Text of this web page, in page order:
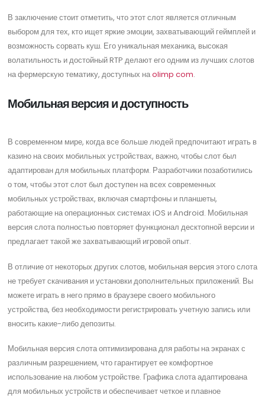
В заключение стоит отметить, что этот слот является отличным
выбором для тех, кто ищет яркие эмоции, захватывающий геймплей и
возможность сорвать куш. Его уникальная механика, высокая
волатильность и достойный RTP делают его одним из лучших слотов
на фермерскую тематику, доступных наolimp com.
Мобильная версия и доступность
В современном мире, когда все больше людей предпочитают играть в
казино на своих мобильных устройствах, важно, чтобы слот был
адаптирован для мобильных платформ. Разработчики позаботились
о том, чтобы этот слот был доступен на всех современных
мобильных устройствах, включая смартфоны и планшеты,
работающие на операционных системах iOS и Android. Мобильная
версия слота полностью повторяет функционал десктопной версии и
предлагает такой же захватывающий игровой опыт.
В отличие от некоторых других слотов, мобильная версия этого слота
не требует скачивания и установки дополнительных приложений. Вы
можете играть в него прямо в браузере своего мобильного
устройства, без необходимости регистрировать учетную запись или
вносить какие-либо депозиты.
Мобильная версия слота оптимизирована для работы на экранах с
различным разрешением, что гарантирует ее комфортное
использование на любом устройстве. Графика слота адаптирована
для мобильных устройств и обеспечивает четкое и плавное